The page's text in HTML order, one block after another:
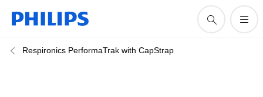
Respironics PerformaTrak with CapStrap